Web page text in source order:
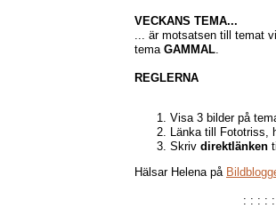
VECKANS TEMA...
... är motsatsen till temat
tema GAMMAL.
REGLERNA
Visa 3 bilder på
Länka till Fototriss,
Skriv direktlänken
Hälsar Helena på
: : : :